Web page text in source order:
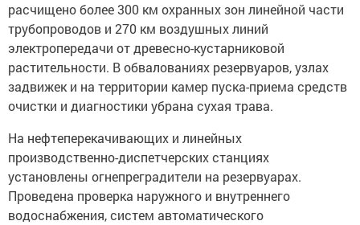
расчищено более 300 км охранных зон линейной части
трубопроводов и 270 км воздушных линий
электропередачи от древесно-кустарниковой
растительности. В обвалованиях резервуаров, узлах
задвижек и на территории камер пуска-приема средств
очистки и диагностики убрана сухая трава.
На нефтеперекачивающих и линейных
производственно-диспетчерских станциях
установлены огнепреградители на резервуарах.
Проведена проверка наружного и внутреннего
водоснабжения, систем автоматического